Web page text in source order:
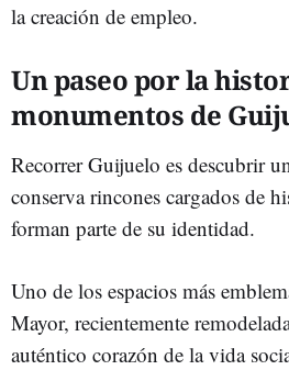
la creación de empleo.
Un paseo por la
monumentos de
Recorrer Guijuelo es descubrir
conserva rincones cargados de
forman parte de su identidad.
Uno de los espacios más
Mayor, recientemente
auténtico corazón de la vida